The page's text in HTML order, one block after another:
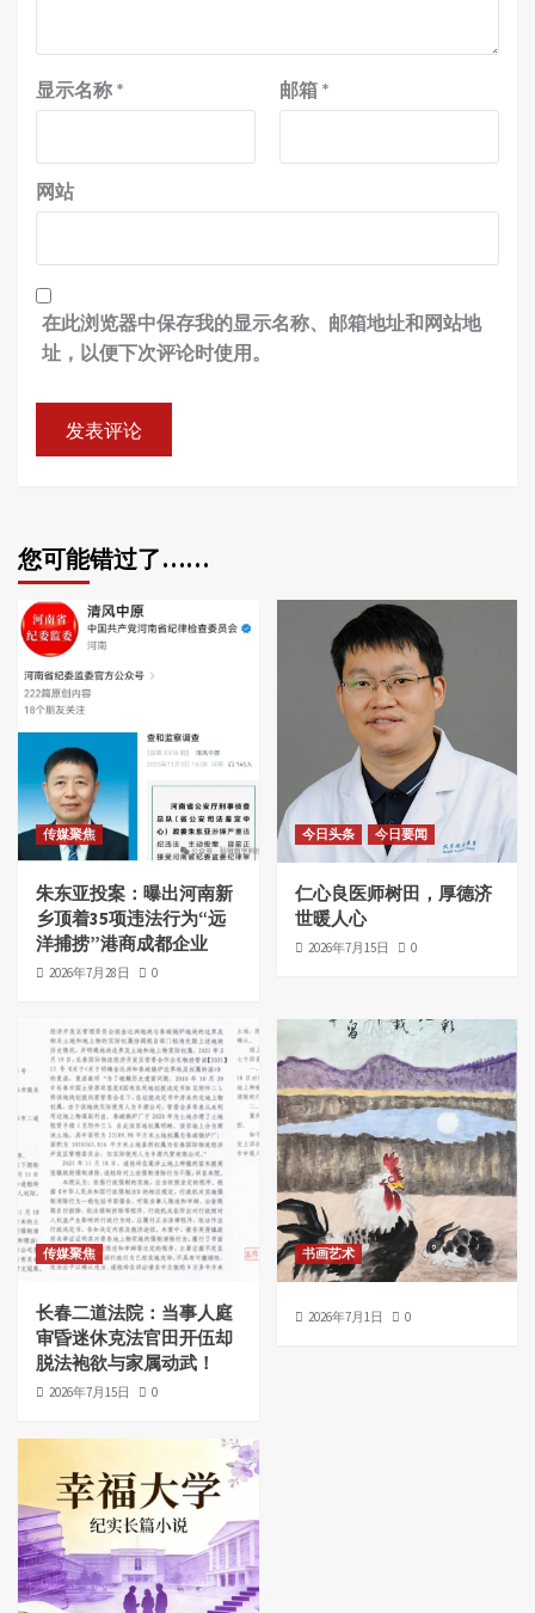
显示名称 * 邮箱 *
网站
在此浏览器中保存我的显示名称、邮箱地址和网站地
址，以便下次评论时使用。
您可能错过了……
传媒聚焦
朱东亚投案：曝出河南新
乡顶着35项违法行为“远
洋捕捞”港商成都企业
2026年7月28日 0
今日头条 今日要闻
仁心良医师树田，厚德济
世暖人心
2026年7月15日 0
传媒聚焦
长春二道法院：当事人庭
审昏迷休克法官田开伍却
脱法袍欲与家属动武！
2026年7月15日 0
书画艺术
2026年7月1日 0